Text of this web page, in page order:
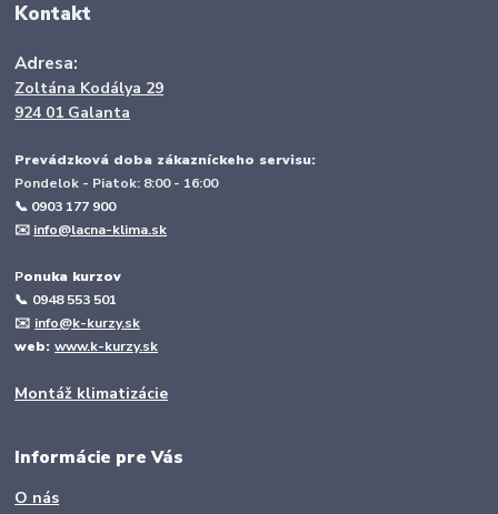
Kontakt
Adresa:
Zoltána Kodálya 29
924 01 Galanta
Prevádzková doba zákazníckeho servisu:
Pondelok - Piatok: 8:00 - 16:00
📞 0903 177 900
✉️ info@lacna-klima.sk
Ponuka kurzov
📞 0948 553 501
✉️ info@k-kurzy.sk
web:www.k-kurzy.sk
Montáž klimatizácie
Informácie pre Vás
O nás